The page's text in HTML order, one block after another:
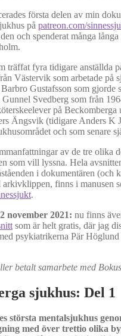
första delen av min
på patreon.com/
och spenderat många
träffat fyra tidigare anställda
Västervik som arbetade på
Gustafsson som gjorde
Svedberg som från
på Beckomberga
Ängsvik (tidigare Anders K
och som senare
av de tre olika
som vill lyssna. Hela
i dokumentären (och
arkivklippen, finns i manusen
.
november 2021: nu finns
som är helt gratis, där jag
psykiatrikerna Pär
betalt samarbete med
sjukhus: Del 1
största mentalsjukhus
med över trettio olika